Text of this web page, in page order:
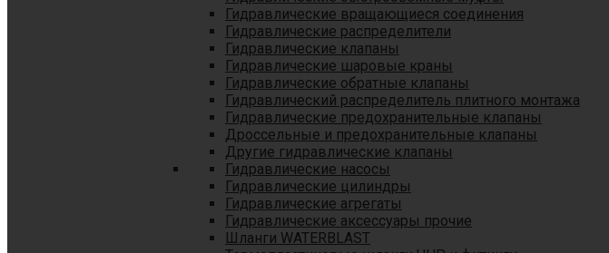
Гидравлические вращающиеся соединения
Гидравлические распределители
Гидравлические клапаны
Гидравлические шаровые краны
Гидравлические обратные клапаны
Гидравлический распределитель плитного монтажа
Гидравлические предохранительные клапаны
Дроссельные и предохранительные клапаны
Другие гидравлические клапаны
Гидравлические насосы
Гидравлические цилиндры
Гидравлические агрегаты
Гидравлические аксессуары прочие
Шланги WATERBLAST